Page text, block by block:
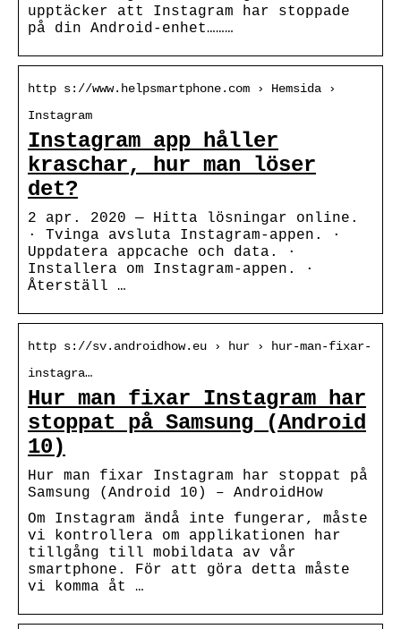
upptäcker att Instagram har stoppade
på din Android-enhet………
http s://www.helpsmartphone.com › Hemsida ›
Instagram
Instagram app håller
kraschar, hur man löser
det?
2 apr. 2020 — Hitta lösningar online.
· Tvinga avsluta Instagram-appen. ·
Uppdatera appcache och data. ·
Installera om Instagram-appen. ·
Återställ …
http s://sv.androidhow.eu › hur › hur-man-fixar-
instagra…
Hur man fixar Instagram har
stoppat på Samsung (Android
10)
Hur man fixar Instagram har stoppat på
Samsung (Android 10) – AndroidHow
Om Instagram ändå inte fungerar, måste
vi kontrollera om applikationen har
tillgång till mobildata av vår
smartphone. För att göra detta måste
vi komma åt …